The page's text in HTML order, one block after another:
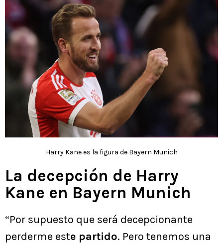
Harry Kane es la figura de Bayern Munich
La decepción de Harry
Kane en Bayern Munich
“Por supuesto que será decepcionante
perderme este partido. Pero tenemos una